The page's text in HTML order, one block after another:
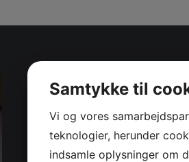
Samtykke til
Vi og vores
teknologier, herunder
indsamle oplysninger om